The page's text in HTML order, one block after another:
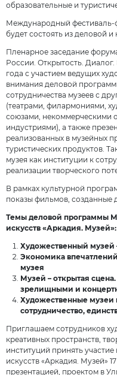
образовательные и
Международный фестиваль-
будет состоять из деловой̆
Пленарное заседание
России. Открытость. Диалог.
года с участием ведущих
внимания деловой
сотрудничества музеев с
(театрами, филармониями,
союзами, некоммерческими
индустриями), а также
реализованных в музейных
туристических продуктов.
музея как институции к
реализации творческого
В рамках культурной
показы фильмов, созданные
Темы деловой программы
искусств «Аркадия. Музей»:
Художественный музей
Экономика
музея
Музей – открытая
зрелищными и
Художественные музеи
сотрудничество,
Приглашаем сотрудников
креативных пространств,
институций принять
искусств «Аркадия. Музей»
презентацией, проектом в